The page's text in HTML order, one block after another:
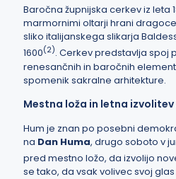
Baročna župnijska cerkev iz leta
marmornimi oltarji hrani
sliko italijanskega slikarja
1600(2). Cerkev predstavlja spoj
renesančnih in baročnih
spomenik sakralne arhitekture.
Mestna loža in letna izvolitev
Hum je znan po posebni
na Dan Huma, drugo soboto v
pred mestno ložo, da izvolijo
se tako, da vsak volivec svoj